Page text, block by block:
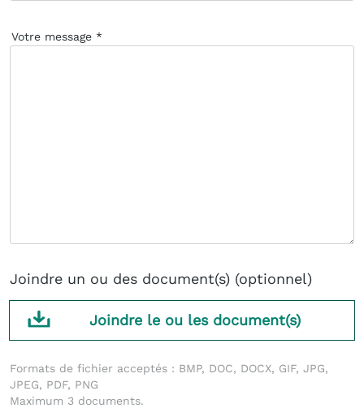
Votre message
Joindre un ou des document(s) (optionnel)
Joindre le ou les document(s)
Formats de fichier acceptés : BMP, DOC, DOCX, GIF, JPG,
JPEG, PDF, PNG
Maximum 3 documents.